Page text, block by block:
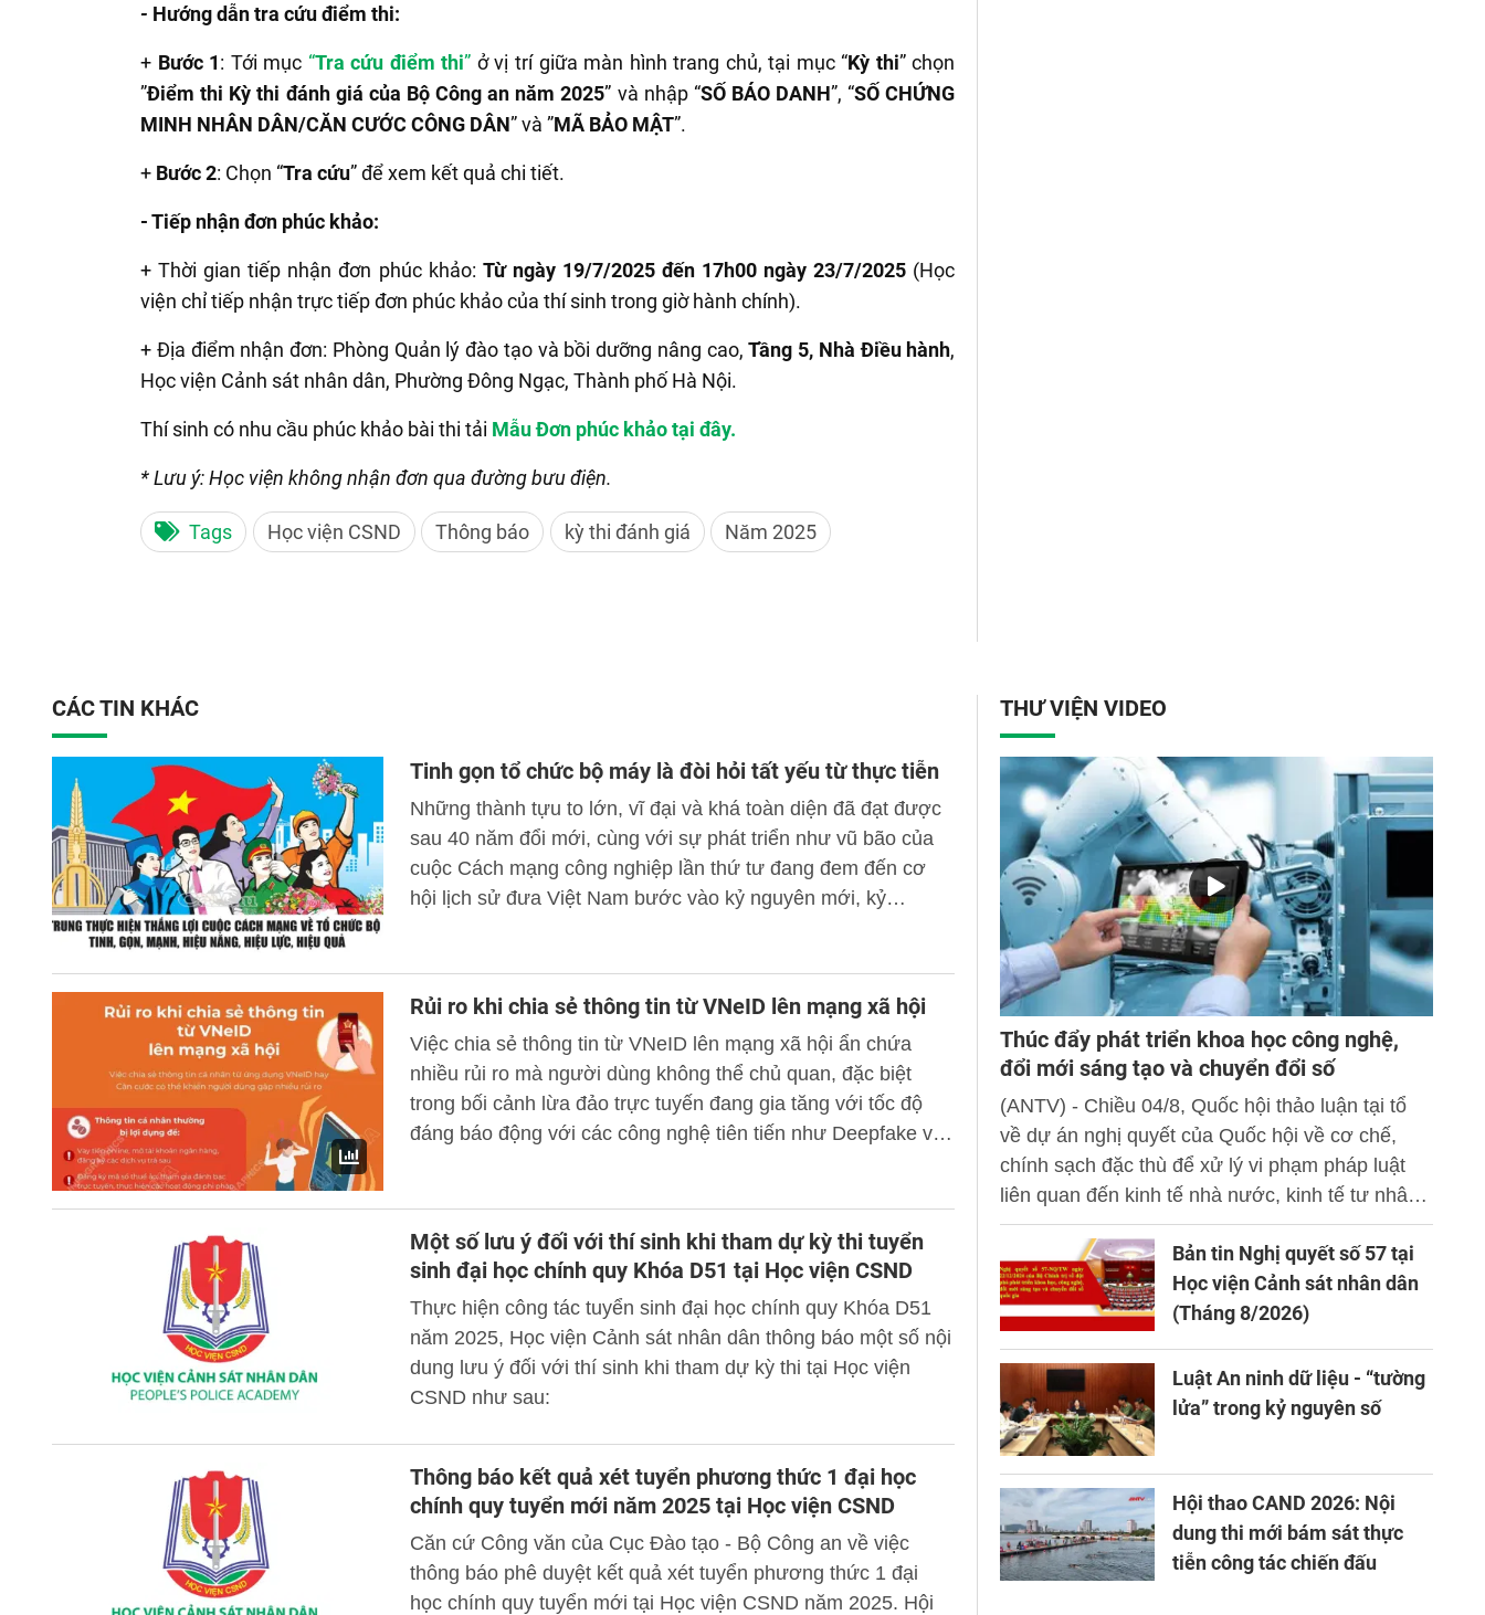
- Hướng dẫn tra cứu điểm thi:
+ Bước 1: Tới mục “Tra cứu điểm thi” ở vị trí giữa màn hình trang chủ, tại mục “Kỳ thi” chọn
”Điểm thi Kỳ thi đánh giá của Bộ Công an năm 2025” và nhập “SỐ BÁO DANH”, “SỐ CHỨNG
MINH NHÂN DÂN/CĂN CƯỚC CÔNG DÂN” và ”MÃ BẢO MẬT”.
+ Bước 2: Chọn “Tra cứu” để xem kết quả chi tiết.
- Tiếp nhận đơn phúc khảo:
+ Thời gian tiếp nhận đơn phúc khảo: Từ ngày 19/7/2025 đến 17h00 ngày 23/7/2025 (Học
viện chỉ tiếp nhận trực tiếp đơn phúc khảo của thí sinh trong giờ hành chính).
+ Địa điểm nhận đơn: Phòng Quản lý đào tạo và bồi dưỡng nâng cao,Tầng 5, Nhà Điều hành,
Học viện Cảnh sát nhân dân, Phường Đông Ngạc, Thành phố Hà Nội.
Thí sinh có nhu cầu phúc khảo bài thi tải Mẫu Đơn phúc khảo tại đây.
* Lưu ý: Học viện không nhận đơn qua đường bưu điện.
Tags Học viện CSND Thông báo kỳ thi đánh giá Năm 2025
CÁC TIN KHÁC
Tinh gọn tổ chức bộ máy là đòi hỏi tất yếu từ thực tiễn
Những thành tựu to lớn, vĩ đại và khá toàn diện đã đạt được
sau 40 năm đổi mới, cùng với sự phát triển như vũ bão của
cuộc Cách mạng công nghiệp lần thứ tư đang đem đến cơ
hội lịch sử đưa Việt Nam bước vào kỷ nguyên mới, kỷ
Rủi ro khi chia sẻ thông tin từ VNeID lên mạng xã hội
Việc chia sẻ thông tin từ VNeID lên mạng xã hội ẩn chứa
nhiều rủi ro mà người dùng không thể chủ quan, đặc biệt
trong bối cảnh lừa đảo trực tuyến đang gia tăng với tốc độ
đáng báo động với các công nghệ tiên tiến như Deepfake và
Một số lưu ý đối với thí sinh khi tham dự kỳ thi tuyển
sinh đại học chính quy Khóa D51 tại Học viện CSND
Thực hiện công tác tuyển sinh đại học chính quy Khóa D51
năm 2025, Học viện Cảnh sát nhân dân thông báo một số nội
dung lưu ý đối với thí sinh khi tham dự kỳ thi tại Học viện
CSND như sau:
Thông báo kết quả xét tuyển phương thức 1 đại học
chính quy tuyển mới năm 2025 tại Học viện CSND
Căn cứ Công văn của Cục Đào tạo - Bộ Công an về việc
thông báo phê duyệt kết quả xét tuyển phương thức 1 đại
học chính quy tuyển mới tại Học viện CSND năm 2025. Hội
THƯ VIỆN VIDEO
Thúc đẩy phát triển khoa học công nghệ,
đổi mới sáng tạo và chuyển đổi số
(ANTV) - Chiều 04/8, Quốc hội thảo luận tại tổ
về dự án nghị quyết của Quốc hội về cơ chế,
chính sạch đặc thù để xử lý vi phạm pháp luật
liên quan đến kinh tế nhà nước, kinh tế tư nhân
và ứng dụng khoa học công nghệ, đổi mới sáng
tạo và chuyển đổi số.Bản tin Nghị quyết số 57 tại
Học viện Cảnh sát nhân dân
(Tháng 8/2026)
Luật An ninh dữ liệu - “tường
lửa” trong kỷ nguyên số
Hội thao CAND 2026: Nội
dung thi mới bám sát thực
tiễn công tác chiến đấu